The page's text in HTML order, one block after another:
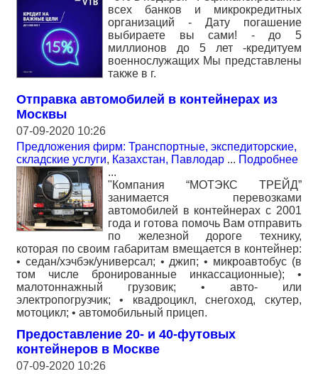
всех банков и микрокредитных
организаций - Дату погашение
выбираете вы сами! - до 5
миллионов до 5 лет -кредитуем
военнослужащих Мы представлены
также в г.
Отправка автомобилей в контейнерах из
Москвы
07-09-2020 10:26
Предложения фирм: Транспортные, экспедиторские,
складские услуги, Казахстан, Павлодар ... Подробнее
...
"Компания “МОТЭКС ТРЕЙД”
занимается перевозками
автомобилей в контейнерах с 2001
года и готова помочь Вам отправить
по железной дороге технику,
которая по своим габаритам вмещается в контейнер:
• седан/хэчбэк/универсал; • джип; • микроавтобус (в
том числе бронированные инкассационные); •
малотоннажный грузовик; • авто- или
электропогрузчик; • квадроцикл, снегоход, скутер,
мотоцикл; • автомобильный прицеп.
Предоставление 20- и 40-футовых
контейнеров в Москве
07-09-2020 10:26